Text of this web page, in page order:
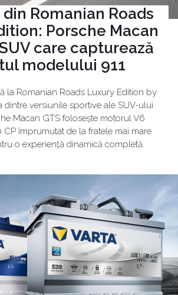
Romanian Roads
Porsche Macan
care capturează
modelului 911
la Romanian Roads Luxury Edition by
dintre versiunile sportive ale SUV-ului
Macan GTS folosește motorul V6
împrumutat de la fratele mai mare
o experiență dinamică completă.